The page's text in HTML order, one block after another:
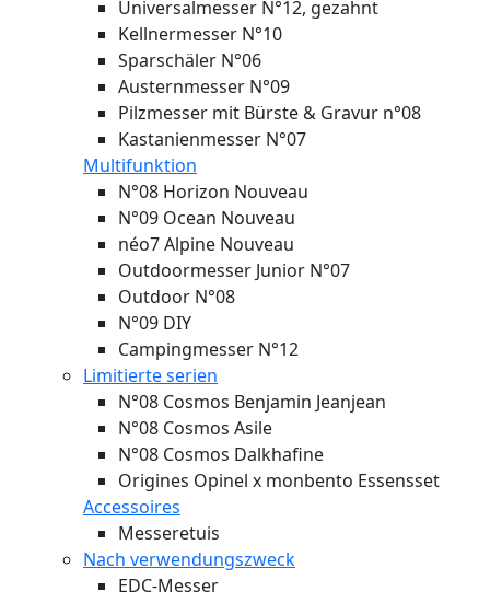
Universalmesser N°12, gezahnt
Kellnermesser N°10
Sparschäler N°06
Austernmesser N°09
Pilzmesser mit Bürste & Gravur n°08
Kastanienmesser N°07
Multifunktion
N°08 Horizon Nouveau
N°09 Ocean Nouveau
néo7 Alpine Nouveau
Outdoormesser Junior N°07
Outdoor N°08
N°09 DIY
Campingmesser N°12
Limitierte serien
N°08 Cosmos Benjamin Jeanjean
N°08 Cosmos Asile
N°08 Cosmos Dalkhafine
Origines Opinel x monbento Essensset
Accessoires
Messeretuis
Nach verwendungszweck
EDC-Messer